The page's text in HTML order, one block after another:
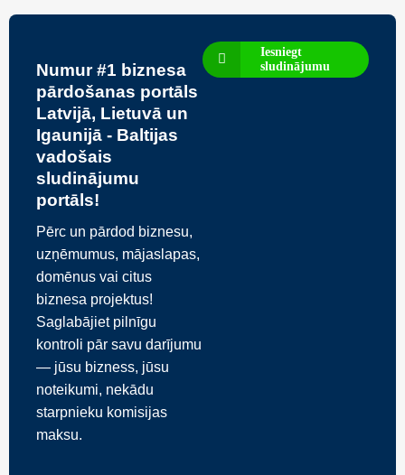
Numur #1 biznesa
pārdošanas portāls
Latvijā, Lietuvā un
Igaunijā - Baltijas
vadošais
sludinājumu
portāls!
Pērc un pārdod biznesu,
uzņēmumus, mājaslapas,
domēnus vai citus
biznesa projektus!
Saglabājiet pilnīgu
kontroli pār savu darījumu
— jūsu bizness, jūsu
noteikumi, nekādu
starpnieku komisijas
maksu.
Iesniegt
sludinājumu